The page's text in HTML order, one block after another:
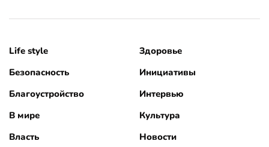
Life style
Безопасность
Благоустройство
В мире
Власть
Здоровье
Инициативы
Интервью
Культура
Новости